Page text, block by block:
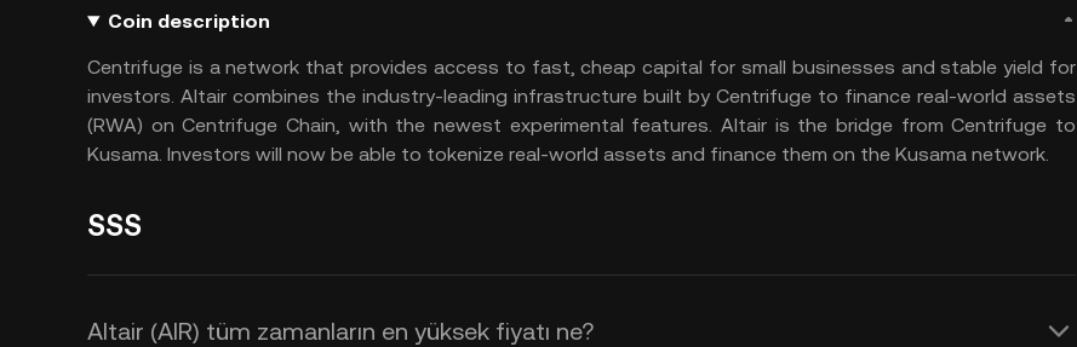
Coin description
Centrifuge is a network that provides access to fast, cheap capital for small businesses and stable yield for
investors. Altair combines the industry-leading infrastructure built by Centrifuge to finance real-world assets
(RWA) on Centrifuge Chain, with the newest experimental features. Altair is the bridge from Centrifuge to
Kusama. Investors will now be able to tokenize real-world assets and finance them on the Kusama network.
SSS
Altair (AIR) tüm zamanların en yüksek fiyatı ne?